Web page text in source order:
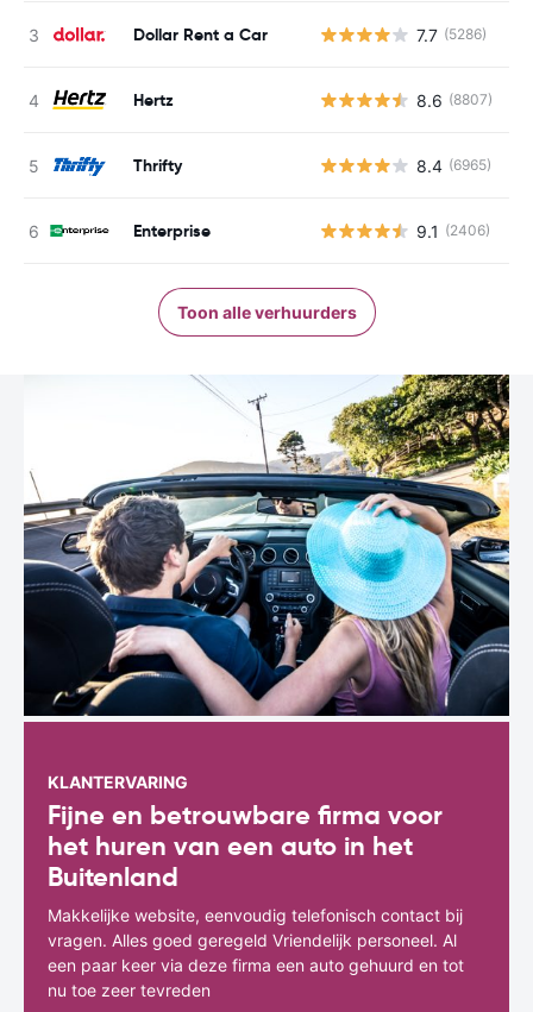
Dollar Rent a Car 7.7 (5286)
Hertz 8.6 (8807)
Thrifty 8.4 (6965)
Enterprise 9.1 (2406)
Toon alle verhuurders
KLANTERVARING
Fijne en betrouwbare firma voor
het huren van een auto in het
Buitenland
Makkelijke website, eenvoudig telefonisch contact bij
vragen. Alles goed geregeld Vriendelijk personeel. Al
een paar keer via deze firma een auto gehuurd en tot
nu toe zeer tevreden